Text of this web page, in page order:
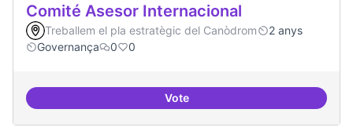
Comité Asesor Internacional
Treballem el pla estratègic del Canòdrom
2 anys
Governança
0 0
VoteComité Asesor Internacional